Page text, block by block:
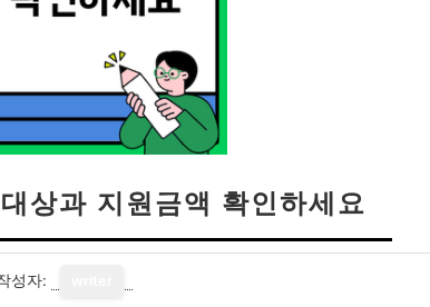
상과 지원금액 확인하세요
성자: